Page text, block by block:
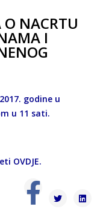
O NACRTU
I
godine u
u 11 sati.
OVDJE.